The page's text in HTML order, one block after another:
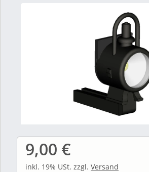
9,00 €
inkl. 19% USt. zzgl. Versand